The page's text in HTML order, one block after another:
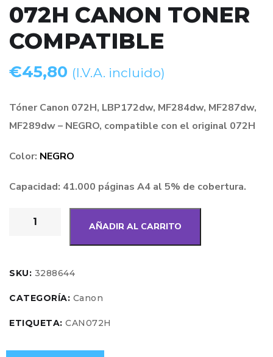
072H CANON TONER
COMPATIBLE
€45,80 (I.V.A. incluido)
Tóner Canon 072H, LBP172dw, MF284dw, MF287dw,
MF289dw – NEGRO, compatible con el original 072H
Color: NEGRO
Capacidad: 41.000 páginas A4 al 5% de cobertura.
AÑADIR AL CARRITO
SKU: 3288644
CATEGORÍA: Canon
ETIQUETA: CAN072H